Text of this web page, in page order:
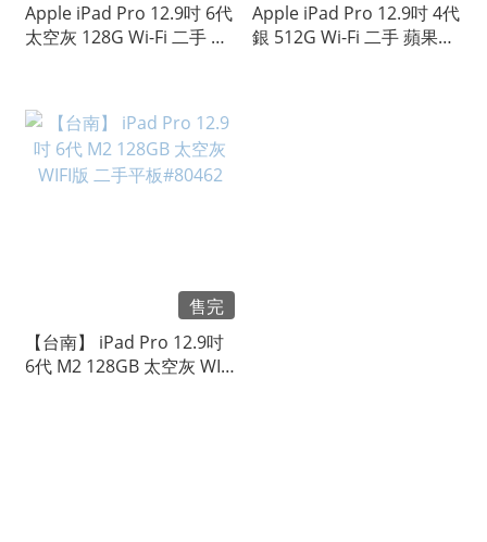
Apple iPad Pro 12.9吋 6代
太空灰 128G Wi-Fi 二手 蘋
Apple iPad Pro 12.9吋 4代
銀 512G Wi-Fi 二手 蘋果平
售完
【台南】 iPad Pro 12.9吋
6代 M2 128GB 太空灰 WIFI